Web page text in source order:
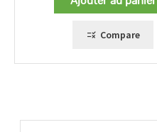
Compare